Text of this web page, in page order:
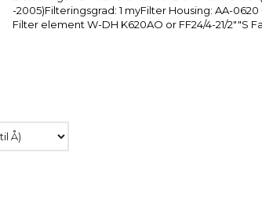
-2005)Filteringsgrad: 1 myFilter Housing: AA-
Filter element W-DH K620AO or FF24/4-21/2""S